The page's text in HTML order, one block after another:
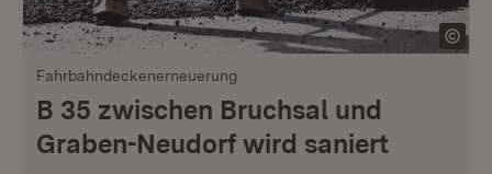
Fahrbahndeckenerneuerung
B 35 zwischen Bruchsal und
Graben-Neudorf wird saniert